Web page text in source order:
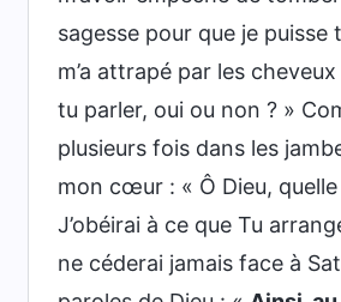
sagesse pour que je
m’a attrapé par les
tu parler, oui ou non ? »
plusieurs fois dans les
mon cœur : « Ô Dieu,
J’obéirai à ce que Tu
ne céderai jamais face à